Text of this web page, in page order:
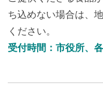
ち込めない場合は、
ください。
受付時間：市役所、